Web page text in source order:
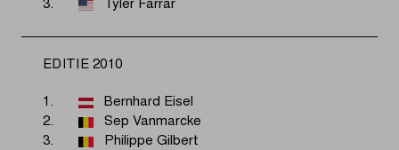
3.
Tyler Farrar
EDITIE 2010
1.
Bernhard Eisel
2.
Sep Vanmarcke
3.
Philippe Gilbert